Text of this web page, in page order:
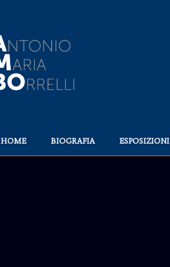
HOME BIOGRAFIA ESPOSIZIONI